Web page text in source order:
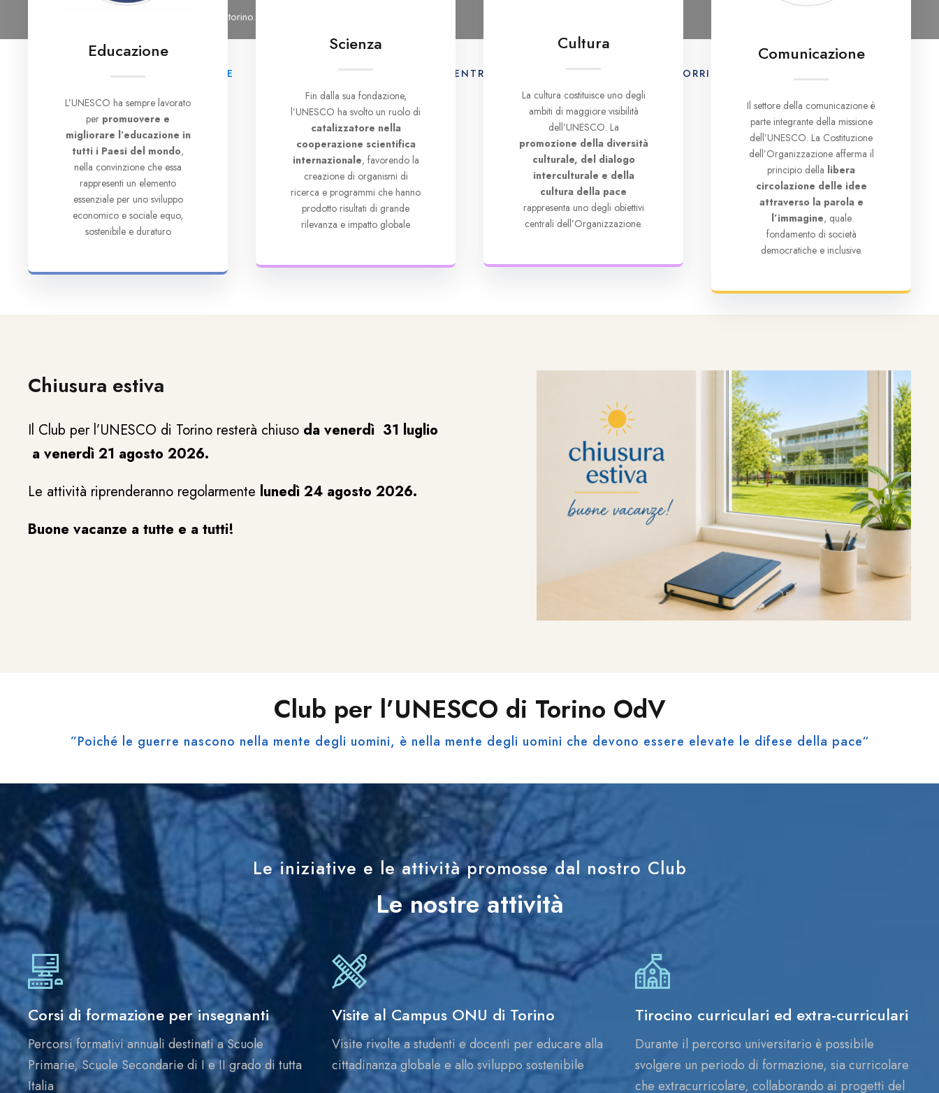
Email: segreteria@cutorino.org
HOME ATTIVITÀ CENTRO DI DOCUMENTAZIONE IL CORRIERE UNESCO
Educazione
L’UNESCO ha sempre lavorato
per promuovere e
migliorare l’educazione in
tutti i Paesi del mondo,
nella convinzione che essa
rappresenti un elemento
essenziale per uno sviluppo
economico e sociale equo,
sostenibile e duraturo
Scienza
Fin dalla sua fondazione,
l’UNESCO ha svolto un ruolo di
catalizzatore nella
cooperazione scientifica
internazionale, favorendo la
creazione di organismi di
ricerca e programmi che hanno
prodotto risultati di grande
rilevanza e impatto globale
Cultura
La cultura costituisce uno degli
ambiti di maggiore visibilità
dell’UNESCO. La
promozione della diversità
culturale, del dialogo
interculturale e della
cultura della pace
rappresenta uno degli obiettivi
centrali dell’Organizzazione.
Comunicazione
Il settore della comunicazione è
parte integrante della missione
dell’UNESCO. La Costituzione
dell’Organizzazione afferma il
principio della libera
circolazione delle idee
attraverso la parola e
l’immagine, quale
fondamento di società
democratiche e inclusive.
Chiusura estiva
Il Club per l’UNESCO di Torino resterà chiuso da venerdì 31 luglio
a venerdì 21 agosto 2026.
Le attività riprenderanno regolarmente lunedì 24 agosto 2026.
Buone vacanze a tutte e a tutti!
Club per l’UNESCO di Torino OdV
”Poiché le guerre nascono nella mente degli uomini, è nella mente degli uomini che devono essere elevate le difese della pace“
Le iniziative e le attività promosse dal nostro Club
Le nostre attività
Corsi di formazione per insegnanti
Percorsi formativi annuali destinati a Scuole
Primarie, Scuole Secondarie di I e II grado di tutta
Italia
Visite al Campus ONU di Torino
Visite rivolte a studenti e docenti per educare alla
cittadinanza globale e allo sviluppo sostenibile
Tirocino curriculari ed extra-curriculari
Durante il percorso universitario è possibile
svolgere un periodo di formazione, sia curricolare
che extracurricolare, collaborando ai progetti del